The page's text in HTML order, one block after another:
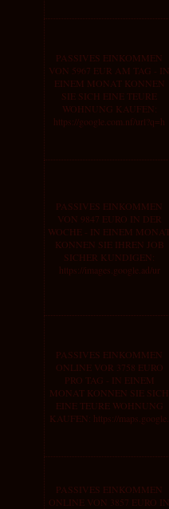
PASSIVES EINKOMMEN
VON 5967 EUR AM TAG - IN
EINEM MONAT KONNEN
SIE SICH EINE TEURE
WOHNUNG KAUFEN:
https://google.com.nf/url?q=h
PASSIVES EINKOMMEN
VON 9847 EURO IN DER
WOCHE - IN EINEM
KONNEN SIE IHREN JOB
SICHER KUNDIGEN:
https://images.google.ad/ur
PASSIVES EINKOMMEN
ONLINE VOR 3758 EURO
PRO TAG - IN EINEM
MONAT KONNEN SIE SICH
EINE TEURE WOHNUNG
KAUFEN: https://maps.google.
PASSIVES EINKOMMEN
ONLINE VON 3857 EURO IN